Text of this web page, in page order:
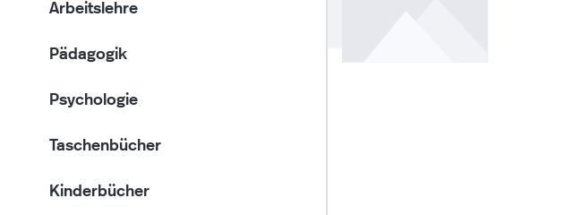
Arbeitslehre
Pädagogik
Psychologie
Taschenbücher
Kinderbücher